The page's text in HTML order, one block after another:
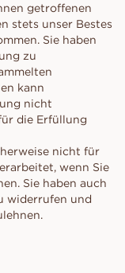
getroffenen
stets unser Bestes
Sie haben
zu
kann
nicht
die Erfüllung
nicht für
wenn Sie
Sie haben auch
widerrufen und